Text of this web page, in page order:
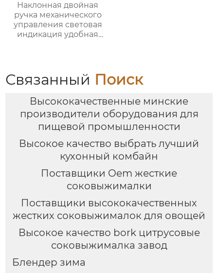
Наклонная двойная
ручка механического
управления световая
индикация удобная
большая ручка
воздушная печь
Связанный Поиск
Высококачественные минские
производители оборудования для
пищевой промышленности
Высокое качество выбрать лучший
кухонный комбайн
Поставщики Oem жесткие
соковыжималки
Поставщики высококачественных
жестких соковыжималок для овощей
Высокое качество bork цитрусовые
соковыжималка завод
Блендер зима